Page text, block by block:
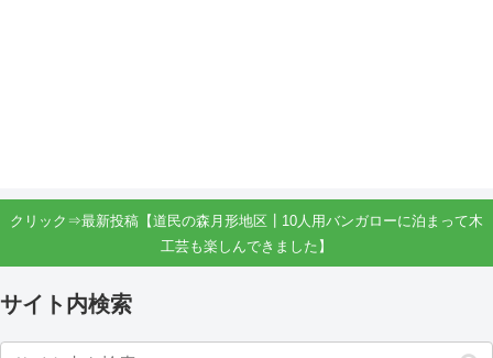
クリック⇒最新投稿【道民の森月形地区┃10人用バンガローに泊まって木
工芸も楽しんできました】
サイト内検索